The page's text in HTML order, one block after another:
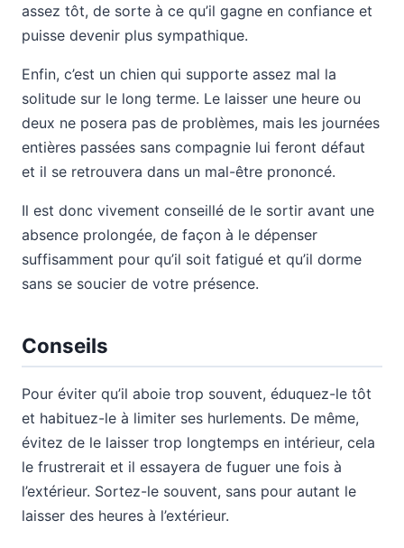
assez tôt, de sorte à ce qu’il gagne en confiance et
puisse devenir plus sympathique.
Enfin, c’est un chien qui supporte assez mal la
solitude sur le long terme. Le laisser une heure ou
deux ne posera pas de problèmes, mais les journées
entières passées sans compagnie lui feront défaut
et il se retrouvera dans un mal-être prononcé.
Il est donc vivement conseillé de le sortir avant une
absence prolongée, de façon à le dépenser
suffisamment pour qu’il soit fatigué et qu’il dorme
sans se soucier de votre présence.
Conseils
Pour éviter qu’il aboie trop souvent, éduquez-le tôt
et habituez-le à limiter ses hurlements. De même,
évitez de le laisser trop longtemps en intérieur, cela
le frustrerait et il essayera de fuguer une fois à
l’extérieur. Sortez-le souvent, sans pour autant le
laisser des heures à l’extérieur.